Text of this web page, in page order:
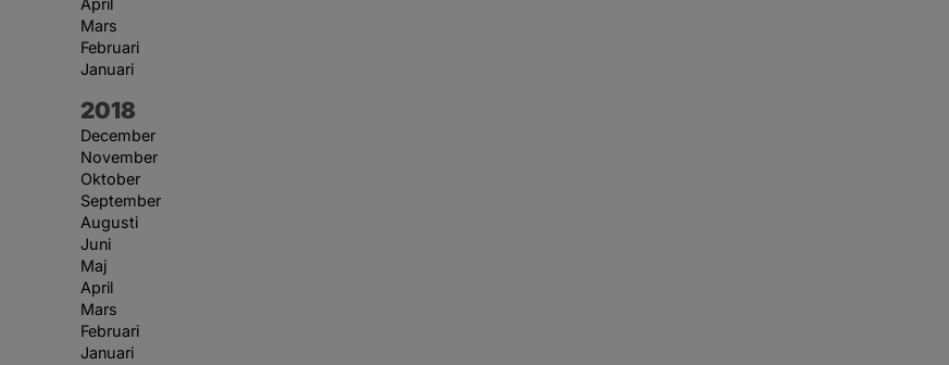
Mars
Februari
Januari
År:
2018
December
November
Oktober
September
Augusti
Juni
Maj
April
Mars
Februari
Januari